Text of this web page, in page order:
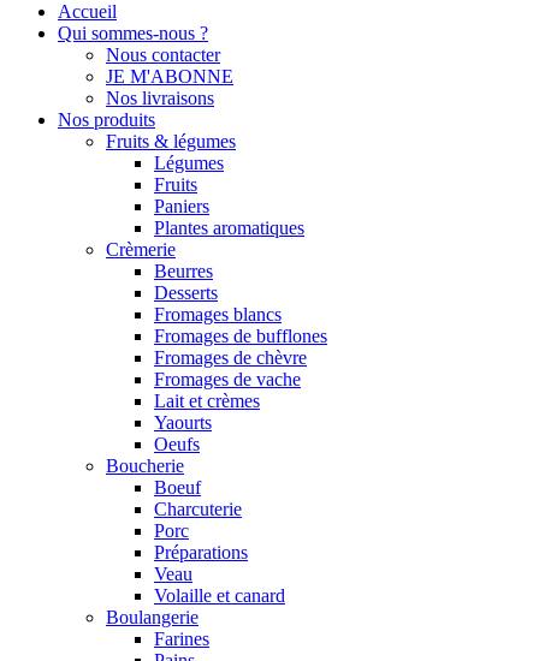
Accueil
Qui sommes-nous ?
Nous contacter
JE M'ABONNE
Nos livraisons
Nos produits
Fruits & légumes
Légumes
Fruits
Paniers
Plantes aromatiques
Crèmerie
Beurres
Desserts
Fromages blancs
Fromages de bufflones
Fromages de chèvre
Fromages de vache
Lait et crèmes
Yaourts
Oeufs
Boucherie
Boeuf
Charcuterie
Porc
Préparations
Veau
Volaille et canard
Boulangerie
Farines